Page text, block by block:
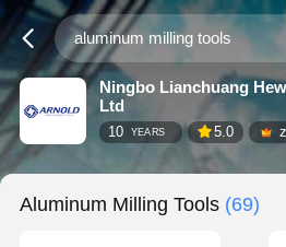
Ningbo Lianchuang
Ltd
10 YEARS 5.0
Aluminum Milling Tools (69)